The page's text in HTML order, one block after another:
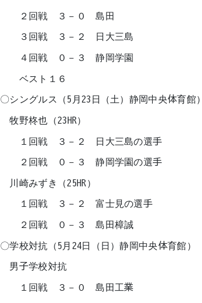
２回戦 ３－０ 島田
３回戦 ３－２ 日大三島
４回戦 ０－３ 静岡学園
ベスト１６
〇シングルス（5月23日（土）静岡中央体育館）
牧野柊也（23HR）
１回戦 ３－２ 日大三島の選手
２回戦 ０－３ 静岡学園の選手
川崎みずき（25HR）
１回戦 ３－２ 富士見の選手
２回戦 ０－３ 島田樟誠
〇学校対抗（5月24日（日）静岡中央体育館）
男子学校対抗
１回戦 ３－０ 島田工業